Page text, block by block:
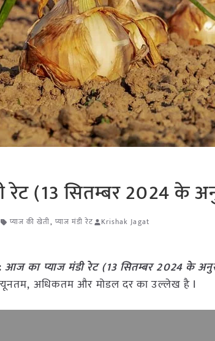
(13 सितम्बर 2024 के
प्याज की खेती, प्याज मंडी रेट Krishak Jagat
आज का प्याज मंडी रेट (13 सितम्बर 2024 के
अधिकतम और मोडल दर का उल्लेख है I